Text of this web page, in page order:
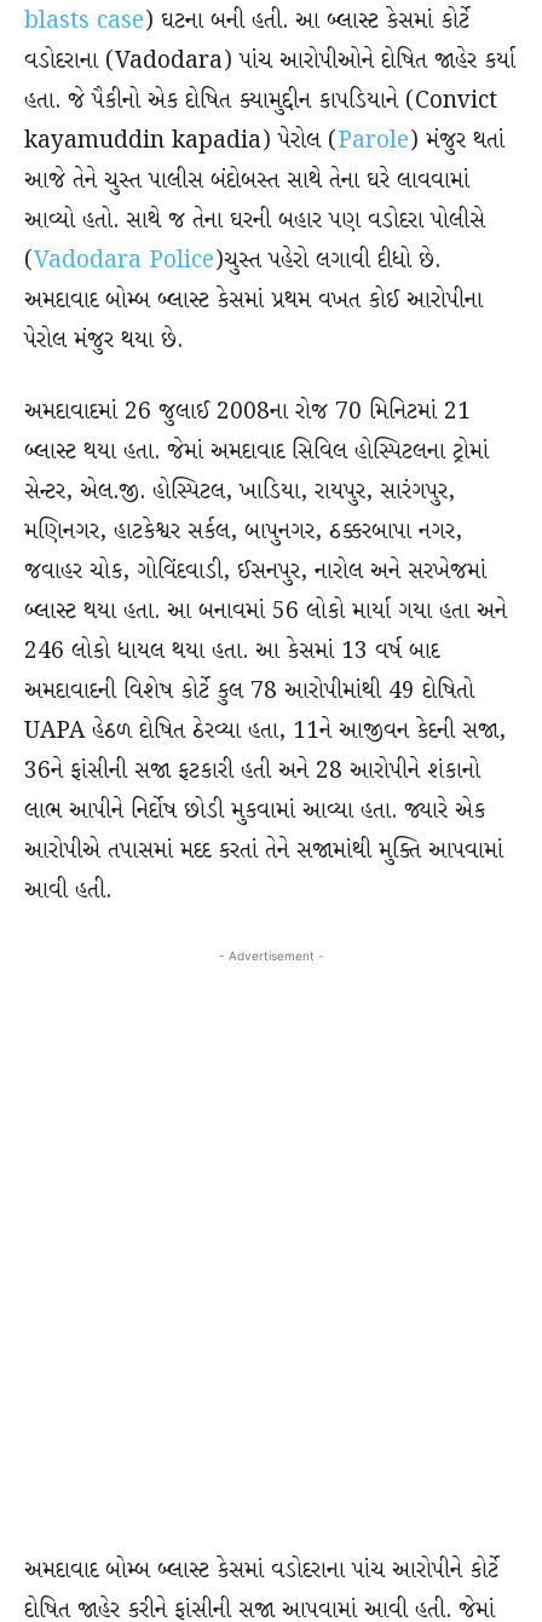
blasts case) ઘટના બની હતી. આ બ્લાસ્ટ કેસમાં કોર્ટે
વડોદરાના (Vadodara) પાંચ આરોપીઓને દોષિત જાહેર કર્યા
હતા. જે પૈકીનો એક દોષિત ક્યામુદ્દીન કાપડિયાને (Convict
kayamuddin kapadia) પેરોલ (Parole) મંજુર થતાં
આજે તેને ચુસ્ત પાલીસ બંદોબસ્ત સાથે તેના ઘરે લાવવામાં
આવ્યો હતો. સાથે જ તેના ઘરની બહાર પણ વડોદરા પોલીસે
(Vadodara Police)ચુસ્ત પહેરો લગાવી દીધો છે.
અમદાવાદ બોમ્બ બ્લાસ્ટ કેસમાં પ્રથમ વખત કોઈ આરોપીના
પેરોલ મંજુર થયા છે.
અમદાવાદમાં 26 જુલાઈ 2008ના રોજ 70 મિનિટમાં 21
બ્લાસ્ટ થયા હતા. જેમાં અમદાવાદ સિવિલ હોસ્પિટલના ટ્રોમાં
સેન્ટર, એલ.જી. હોસ્પિટલ, ખાડિયા, રાયપુર, સારંગપુર,
મણિનગર, હાટકેશ્વર સર્કલ, બાપુનગર, ઠક્કરબાપા નગર,
જવાહર ચોક, ગોવિંદવાડી, ઈસનપુર, નારોલ અને સરખેજમાં
બ્લાસ્ટ થયા હતા. આ બનાવમાં 56 લોકો માર્યા ગયા હતા અને
246 લોકો ધાયલ થયા હતા. આ કેસમાં 13 વર્ષ બાદ
અમદાવાદની વિશેષ કોર્ટે કુલ 78 આરોપીમાંથી 49 દોષિતો
UAPA હેઠળ દોષિત ઠેરવ્યા હતા, 11ને આજીવન કેદની સજા,
36ને ફાંસીની સજા ફટકારી હતી અને 28 આરોપીને શંકાનો
લાભ આપીને નિર્દોષ છોડી મુકવામાં આવ્યા હતા. જ્યારે એક
આરોપીએ તપાસમાં મદદ કરતાં તેને સજામાંથી મુક્તિ આપવામાં
આવી હતી.
- Advertisement -
અમદાવાદ બોમ્બ બ્લાસ્ટ કેસમાં વડોદરાના પાંચ આરોપીને કોર્ટે
દોષિત જાહેર કરીને ફાંસીની સજા આપવામાં આવી હતી. જેમાં